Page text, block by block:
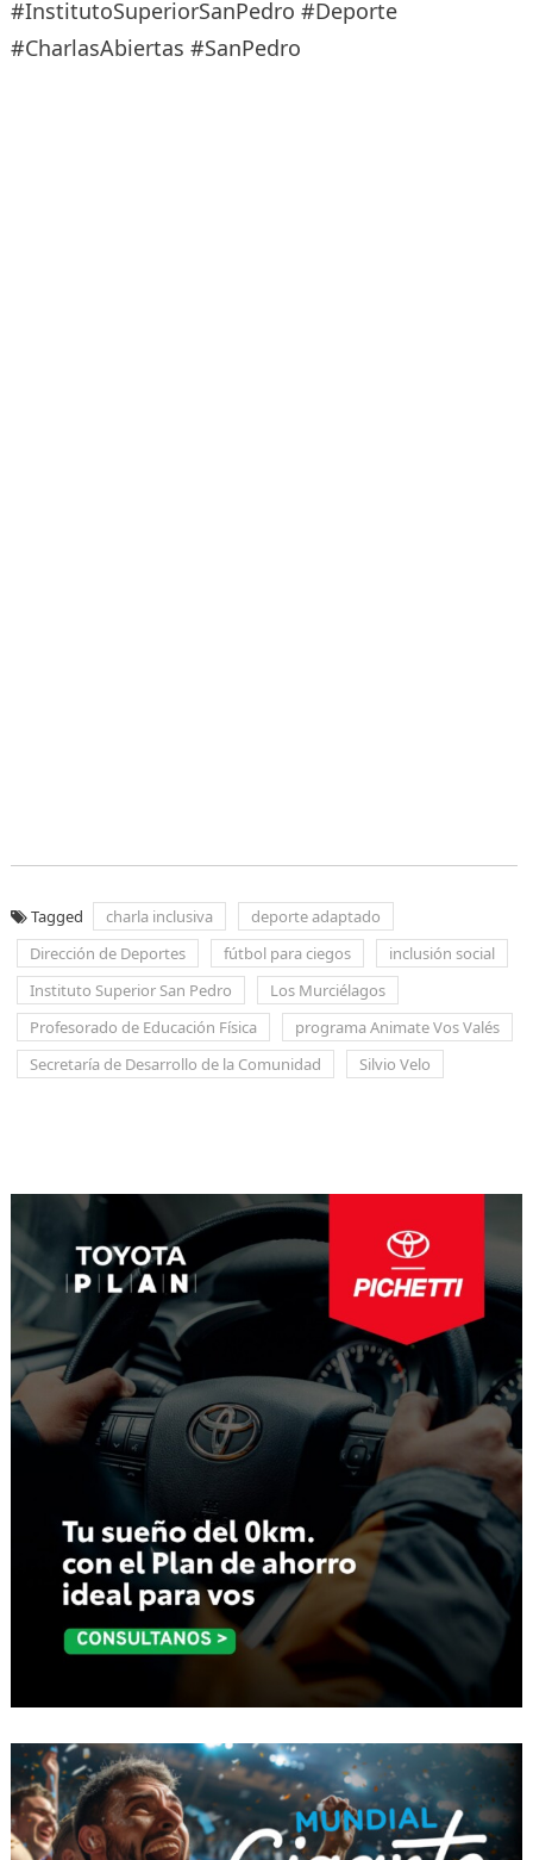
#InstitutoSuperiorSanPedro #Deporte
#CharlasAbiertas #SanPedro
Tagged charla inclusiva
deporte adaptado
Dirección de Deportes
fútbol para ciegos
inclusión social
Instituto Superior San Pedro
Los Murciélagos
Profesorado de Educación Física
programa Animate Vos Valés
Secretaría de Desarrollo de la Comunidad
Silvio Velo
entradas